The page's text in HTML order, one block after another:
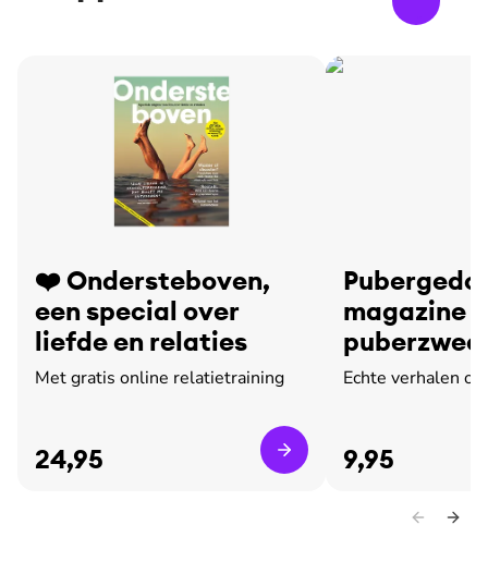
❤️ Ondersteboven,
een special over
liefde en relaties
Met gratis online relatietraining
24,95
magazine
leed
Echte verhalen
9,95